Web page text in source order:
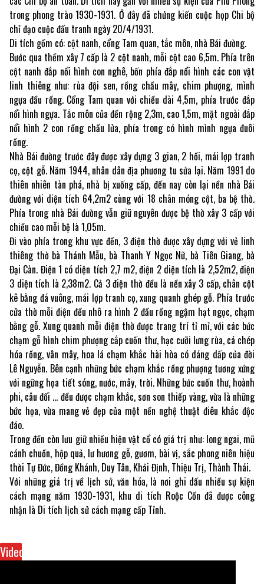
trong phong trào 1930-1931. Ở đây đã chứng kiến cuộc họp Chi bộ
chỉ đạo cuộc đấu tranh ngày 20/4/1931.
Di tích gồm có: cột nanh, cổng Tam quan, tắc môn, nhà Bái đường.
Bước qua thềm xây 7 cấp là 2 cột nanh, mỗi cột cao 6,5m. Phía trên
cột nanh đắp nổi hình con nghê, bốn phía đắp nổi hình các con vật
linh thiêng như: rùa đội sen, rồng chầu mây, chim phượng, mình
ngựa đầu rồng. Cổng Tam quan với chiều dài 4,5m, phía trước đắp
nổi hình ngựa. Tắc môn của đền rộng 2,3m, cao 1,5m, mặt ngoài đắp
nổi hình 2 con rồng chầu lửa, phía trong có hình mình ngựa đuôi
rồng.
Nhà Bái đường trước đây được xây dựng 3 gian, 2 hồi, mái lợp tranh
cọ, cột gỗ. Năm 1944, nhân dân địa phương tu sửa lại. Năm 1991 do
thiên nhiên tàn phá, nhà bị xuống cấp, đến nay còn lại nền nhà Bái
đường với diện tích 64,2m2 cùng với 18 chân móng cột, ba bệ thờ.
Phía trong nhà Bái đường vẫn giữ nguyên được bệ thờ xây 3 cấp với
chiều cao mỗi bệ là 1,05m.
Đi vào phía trong khu vực đền, 3 điện thờ được xây dựng với vẻ linh
thiêng thờ bà Thánh Mẫu, bà Thanh Y Ngọc Nữ, bà Tiên Giang, bà
Đại Càn. Điện 1 có diện tích 2,7 m2, điện 2 diện tích là 2,52m2, điện
3 diện tích là 2,38m2. Cả 3 điện thờ đều là nền xây 3 cấp, chân cột
kê bằng đá vuông, mái lợp tranh cọ, xung quanh ghép gỗ. Phía trước
cửa thờ mỗi điện đều nhô ra hình 2 đầu rồng ngậm hạt ngọc, chạm
bằng gỗ. Xung quanh mỗi điện thờ được trang trí tỉ mỉ, với các bức
chạm gỗ hình chim phượng cắp cuốn thư, hạc cưỡi lưng rùa, cá chép
hóa rồng, vân mây, hoa lá chạm khắc hài hòa có dáng dấp của đời
Lê Nguyễn. Bên cạnh những bức chạm khắc rồng phượng tương xứng
với ngững họa tiết sóng, nước, mây, trời. Những bức cuốn thư, hoành
phi, câu đối … đều được chạm khắc, sơn son thiếp vàng, vừa là những
bức họa, vừa mang vẻ đẹp của một nền nghệ thuật điêu khắc độc
đáo.
Trong đền còn lưu giữ nhiều hiện vật cổ có giá trị như: long ngai, mũ
cánh chuồn, hộp quả, lư hương gỗ, gươm, bài vị, sắc phong niên hiệu
thời Tự Đức, Đồng Khánh, Duy Tân, Khải Định, Thiệu Trị, Thành Thái.
Với những giá trị về lịch sử, văn hóa, là nơi ghi dấu nhiều sự kiện
cách mạng năm 1930-1931, khu di tích Roộc Cồn đã được công
nhận là Di tích lịch sử cách mạng cấp Tỉnh.
Video